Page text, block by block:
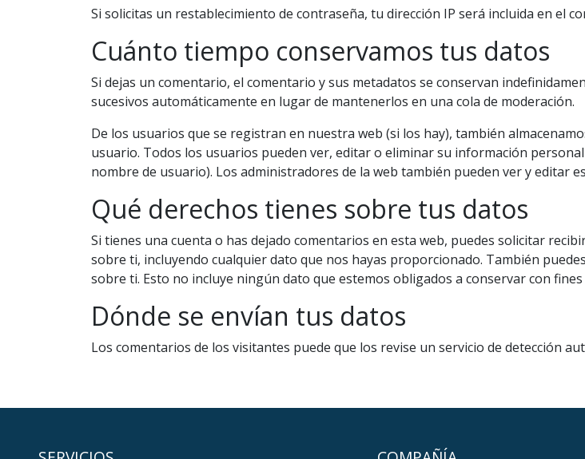
Si solicitas un restablecimiento de contraseña, tu dirección IP será incluida en el
Cuánto tiempo conservamos tus datos
Si dejas un comentario, el comentario y sus metadatos se conservan
sucesivos automáticamente en lugar de mantenerlos en una cola de moderación.
De los usuarios que se registran en nuestra web (si los hay), también
usuario. Todos los usuarios pueden ver, editar o eliminar su información
nombre de usuario). Los administradores de la web también pueden ver y editar
Qué derechos tienes sobre tus datos
Si tienes una cuenta o has dejado comentarios en esta web, puedes solicitar
sobre ti, incluyendo cualquier dato que nos hayas proporcionado. También
sobre ti. Esto no incluye ningún dato que estemos obligados a conservar con
Dónde se envían tus datos
Los comentarios de los visitantes puede que los revise un servicio de detección